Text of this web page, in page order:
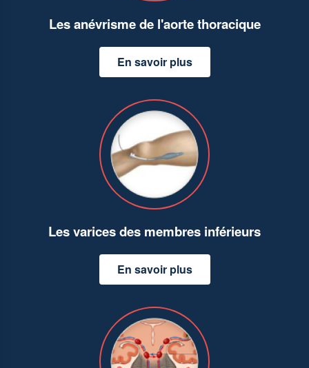
Les anévrisme de l'aorte thoracique
En savoir plus
Les varices des membres inférieurs
En savoir plus